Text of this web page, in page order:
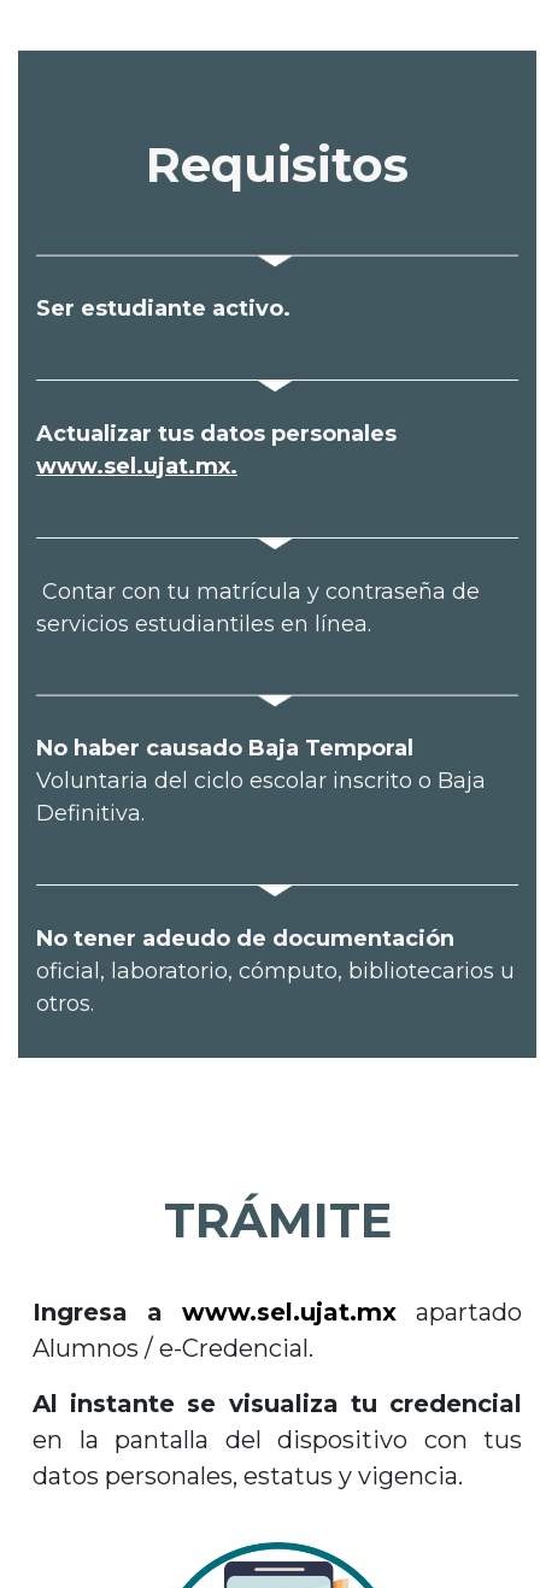
Requisitos
Ser estudiante activo.
Actualizar tus datos personales
www.sel.ujat.mx.
Contar con tu matrícula y contraseña de
servicios estudiantiles en línea.
No haber causado Baja Temporal
Voluntaria del ciclo escolar inscrito o Baja
Definitiva.
No tener adeudo de documentación
oficial, laboratorio, cómputo, bibliotecarios u
otros.
TRÁMITE
Ingresa a www.sel.ujat.mx
apartado
Alumnos / e-Credencial.
Al instante se visualiza tu credencial
en la pantalla del dispositivo con tus
datos personales, estatus y vigencia.